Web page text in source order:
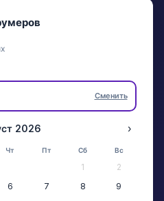
Сменить
2026 ›
Чт Пт Сб Вс
1
2
6 7 8
9